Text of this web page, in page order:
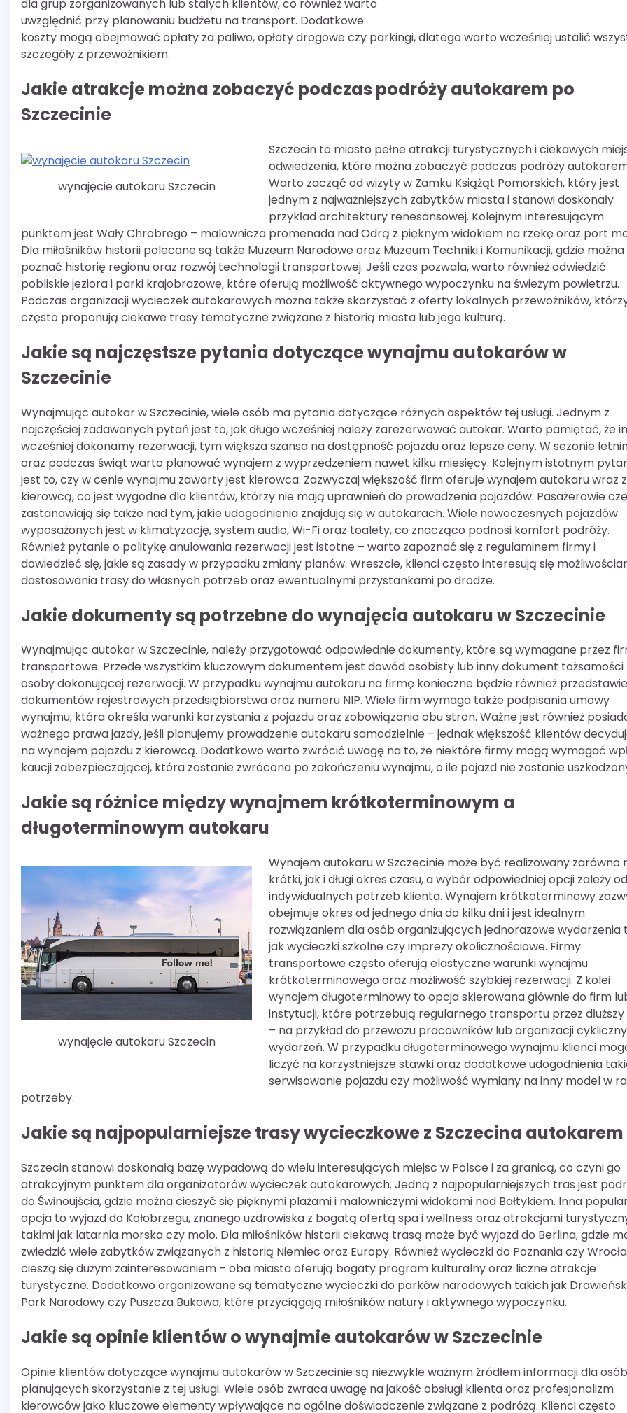
dla grup zorganizowanych lub stałych klientów, co również warto
uwzględnić przy planowaniu budżetu na transport. Dodatkowe
koszty mogą obejmować opłaty za paliwo, opłaty drogowe czy parkingi, dlatego warto wcześniej ustalić
szczegóły z przewoźnikiem.
Jakie atrakcje można zobaczyć podczas podróży autokarem po
Szczecinie
wynajęcie autokaru Szczecin
Szczecin to miasto pełne atrakcji turystycznych i ciekawych
odwiedzenia, które można zobaczyć podczas podróży
Warto zacząć od wizyty w Zamku Książąt Pomorskich, który jest
jednym z najważniejszych zabytków miasta i stanowi doskonały
przykład architektury renesansowej. Kolejnym interesującym
punktem jest Wały Chrobrego – malownicza promenada nad Odrą z pięknym widokiem na rzekę oraz port
Dla miłośników historii polecane są także Muzeum Narodowe oraz Muzeum Techniki i Komunikacji, gdzie można
poznać historię regionu oraz rozwój technologii transportowej. Jeśli czas pozwala, warto również odwiedzić
pobliskie jeziora i parki krajobrazowe, które oferują możliwość aktywnego wypoczynku na świeżym powietrzu.
Podczas organizacji wycieczek autokarowych można także skorzystać z oferty lokalnych przewoźników,
często proponują ciekawe trasy tematyczne związane z historią miasta lub jego kulturą.
Jakie są najczęstsze pytania dotyczące wynajmu autokarów w
Szczecinie
Wynajmując autokar w Szczecinie, wiele osób ma pytania dotyczące różnych aspektów tej usługi. Jednym z
najczęściej zadawanych pytań jest to, jak długo wcześniej należy zarezerwować autokar. Warto pamiętać, że
wcześniej dokonamy rezerwacji, tym większa szansa na dostępność pojazdu oraz lepsze ceny. W sezonie
oraz podczas świąt warto planować wynajem z wyprzedzeniem nawet kilku miesięcy. Kolejnym istotnym
jest to, czy w cenie wynajmu zawarty jest kierowca. Zazwyczaj większość firm oferuje wynajem autokaru wraz z
kierowcą, co jest wygodne dla klientów, którzy nie mają uprawnień do prowadzenia pojazdów. Pasażerowie
zastanawiają się także nad tym, jakie udogodnienia znajdują się w autokarach. Wiele nowoczesnych pojazdów
wyposażonych jest w klimatyzację, system audio, Wi-Fi oraz toalety, co znacząco podnosi komfort podróży.
Również pytanie o politykę anulowania rezerwacji jest istotne – warto zapoznać się z regulaminem firmy i
dowiedzieć się, jakie są zasady w przypadku zmiany planów. Wreszcie, klienci często interesują się
dostosowania trasy do własnych potrzeb oraz ewentualnymi przystankami po drodze.
Jakie dokumenty są potrzebne do wynajęcia autokaru w Szczecinie
Wynajmując autokar w Szczecinie, należy przygotować odpowiednie dokumenty, które są wymagane przez
transportowe. Przede wszystkim kluczowym dokumentem jest dowód osobisty lub inny dokument tożsamości
osoby dokonującej rezerwacji. W przypadku wynajmu autokaru na firmę konieczne będzie również
dokumentów rejestrowych przedsiębiorstwa oraz numeru NIP. Wiele firm wymaga także podpisania umowy
wynajmu, która określa warunki korzystania z pojazdu oraz zobowiązania obu stron. Ważne jest również
ważnego prawa jazdy, jeśli planujemy prowadzenie autokaru samodzielnie – jednak większość klientów
na wynajem pojazdu z kierowcą. Dodatkowo warto zwrócić uwagę na to, że niektóre firmy mogą wymagać
kaucji zabezpieczającej, która zostanie zwrócona po zakończeniu wynajmu, o ile pojazd nie zostanie
Jakie są różnice między wynajmem krótkoterminowym a
długoterminowym autokaru
wynajęcie autokaru Szczecin
Wynajem autokaru w Szczecinie może być realizowany zarówno
krótki, jak i długi okres czasu, a wybór odpowiedniej opcji zależy od
indywidualnych potrzeb klienta. Wynajem krótkoterminowy
obejmuje okres od jednego dnia do kilku dni i jest idealnym
rozwiązaniem dla osób organizujących jednorazowe wydarzenia
jak wycieczki szkolne czy imprezy okolicznościowe. Firmy
transportowe często oferują elastyczne warunki wynajmu
krótkoterminowego oraz możliwość szybkiej rezerwacji. Z kolei
wynajem długoterminowy to opcja skierowana głównie do firm
instytucji, które potrzebują regularnego transportu przez dłuższy
– na przykład do przewozu pracowników lub organizacji
wydarzeń. W przypadku długoterminowego wynajmu klienci
liczyć na korzystniejsze stawki oraz dodatkowe udogodnienia
serwisowanie pojazdu czy możliwość wymiany na inny model w
potrzeby.
Jakie są najpopularniejsze trasy wycieczkowe z Szczecina autokarem
Szczecin stanowi doskonałą bazę wypadową do wielu interesujących miejsc w Polsce i za granicą, co czyni go
atrakcyjnym punktem dla organizatorów wycieczek autokarowych. Jedną z najpopularniejszych tras jest
do Świnoujścia, gdzie można cieszyć się pięknymi plażami i malowniczymi widokami nad Bałtykiem. Inna
opcja to wyjazd do Kołobrzegu, znanego uzdrowiska z bogatą ofertą spa i wellness oraz atrakcjami
takimi jak latarnia morska czy molo. Dla miłośników historii ciekawą trasą może być wyjazd do Berlina, gdzie
zwiedzić wiele zabytków związanych z historią Niemiec oraz Europy. Również wycieczki do Poznania czy
cieszą się dużym zainteresowaniem – oba miasta oferują bogaty program kulturalny oraz liczne atrakcje
turystyczne. Dodatkowo organizowane są tematyczne wycieczki do parków narodowych takich jak
Park Narodowy czy Puszcza Bukowa, które przyciągają miłośników natury i aktywnego wypoczynku.
Jakie są opinie klientów o wynajmie autokarów w Szczecinie
Opinie klientów dotyczące wynajmu autokarów w Szczecinie są niezwykle ważnym źródłem informacji dla osób
planujących skorzystanie z tej usługi. Wiele osób zwraca uwagę na jakość obsługi klienta oraz profesjonalizm
kierowców jako kluczowe elementy wpływające na ogólne doświadczenie związane z podróżą. Klienci często